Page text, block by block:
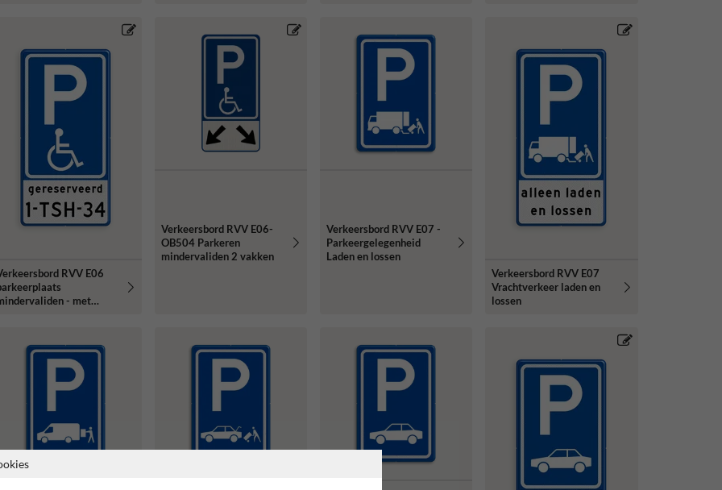
RVV E06
- met
Verkeersbord RVV E06-
OB504 Parkeren
mindervaliden 2 vakken
Verkeersbord RVV E07 -
Parkeergelegenheid
Laden en lossen
Verkeersbord RVV E07
Vrachtverkeer laden en
lossen